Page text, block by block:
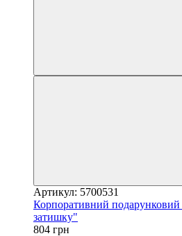
Артикул: 5700531
Корпоративний подарунковий
затишку"
804 грн